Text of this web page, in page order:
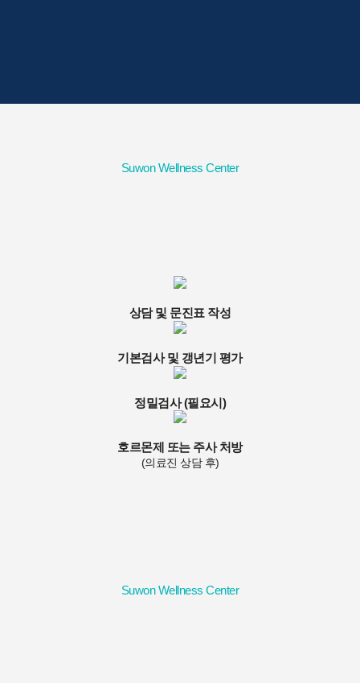
Suwon Wellness Center
상담 및 문진표 작성
기본검사 및 갱년기 평가
정밀검사 (필요시)
호르몬제 또는 주사 처방
(의료진 상담 후)
Suwon Wellness Center